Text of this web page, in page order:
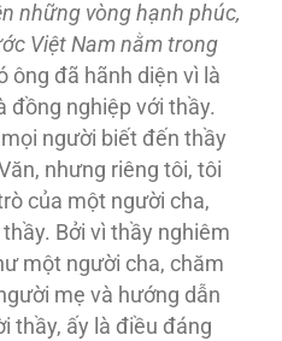
những vòng hạnh phúc,
Việt Nam nằm trong
ông đã hãnh diện vì là
đồng nghiệp với thầy.
người biết đến thầy
nhưng riêng tôi, tôi
của một người cha,
Bởi vì thầy nghiêm
một người cha, chăm
mẹ và hướng dẫn
thầy, ấy là điều đáng